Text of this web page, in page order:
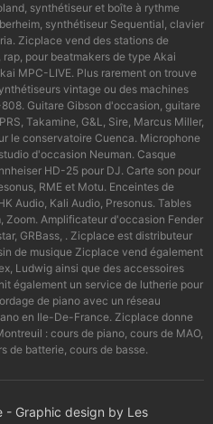
synthétiseur et boîte à rythme
synthétiseur Sequential, clavier
Zicplace vend des stations de
pour beatmakers de type Akai
MPC-LIVE. Plus rarement on trouve
vintage ou des machines
Guitare Gibson d'occasion, guitare
Takamine, G&L, Sire, Marcus Miller,
le conservatoire Cuenca. Microphone
d'occasion Neuman. Casque
HD-25 pour DJ. Carte son pour
RME et Motu. Enceintes de
Audio, Kali Audio, Presonus. Tables
Zoom. Amplificateur d'occasion Fender
GRBass, . Zicplace est distributeur
de musique Zicplace vend également
Ludwig ainsi que des accessoires
également un service de lutherie pour
de piano avec un réseau
en Ile-De-France. Zicplace donne
: cours de piano, cours de MAO,
de batterie, cours de basse.
- Graphic design by Les